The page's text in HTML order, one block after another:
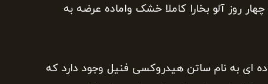
روز آلو بخارا کاملا خشک واماده عرضه به
ای به نام ساتن هیدروکسی فنیل وجود دارد که